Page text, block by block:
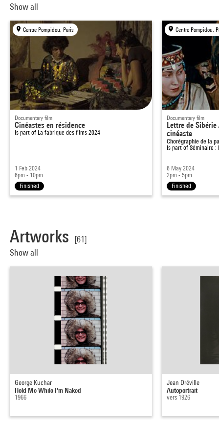
Show all
Centre Pompidou, Paris
Documentary film
Cinéastes en résidence
Is part of La fabrique des films 2024
1 Feb 2024
6pm - 10pm
Finished
Centre Pompidou,
Documentary film
Lettre de Sibérie
cinéaste
Chorégraphie de la
Is part ofSéminaire :
6 May 2024
2pm - 5pm
Finished
Artworks
[61]
Show all
George Kuchar
Hold Me While I'm Naked
1966
Jean Dréville
Autoportrait
vers 1926